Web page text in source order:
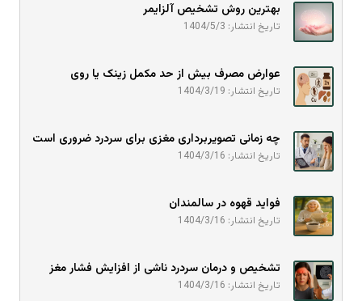
بهترین روش تشخیص آلزایمر
تاریخ انتشار: 1404/5/3
عوارض مصرف بیش از حد مکمل زینک یا روی
تاریخ انتشار: 1404/3/19
چه زمانی تصویربرداری مغزی برای سردرد ضروری است
تاریخ انتشار: 1404/3/16
فواید قهوه در سالمندان
تاریخ انتشار: 1404/3/16
تشخیص و درمان سردرد ناشی از افزایش فشار مغز
تاریخ انتشار: 1404/3/16